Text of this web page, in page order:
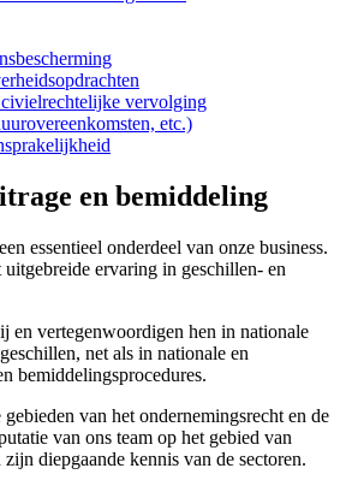
vervolging
etc.)
en bemiddeling
essentieel onderdeel van onze business.
ervaring in geschillen- en
en vertegenwoordigen hen in nationale
net als in nationale en
bemiddelingsprocedures.
van het ondernemingsrecht en de
van ons team op het gebied van
diepgaande kennis van de sectoren.